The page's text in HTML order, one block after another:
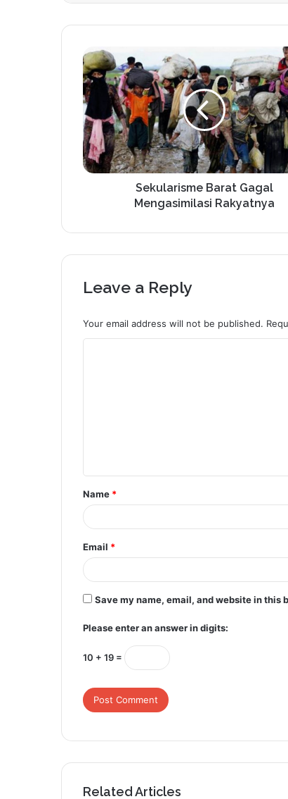
Sekularisme Barat Gagal
Mengasimilasi Rakyatnya
Leave a Reply
Your email address will not be published.
t
*
Name *
Email *
Save my name, email, and website in this
Please enter an answer in digits:
10 + 19 =
Related Articles